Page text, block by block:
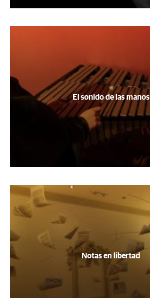
El sonido de las manos
Notas en libertad